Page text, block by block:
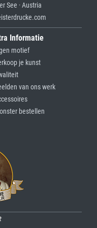
See · Austria
Informatie
motief
je kunst
van ons werk
bestellen